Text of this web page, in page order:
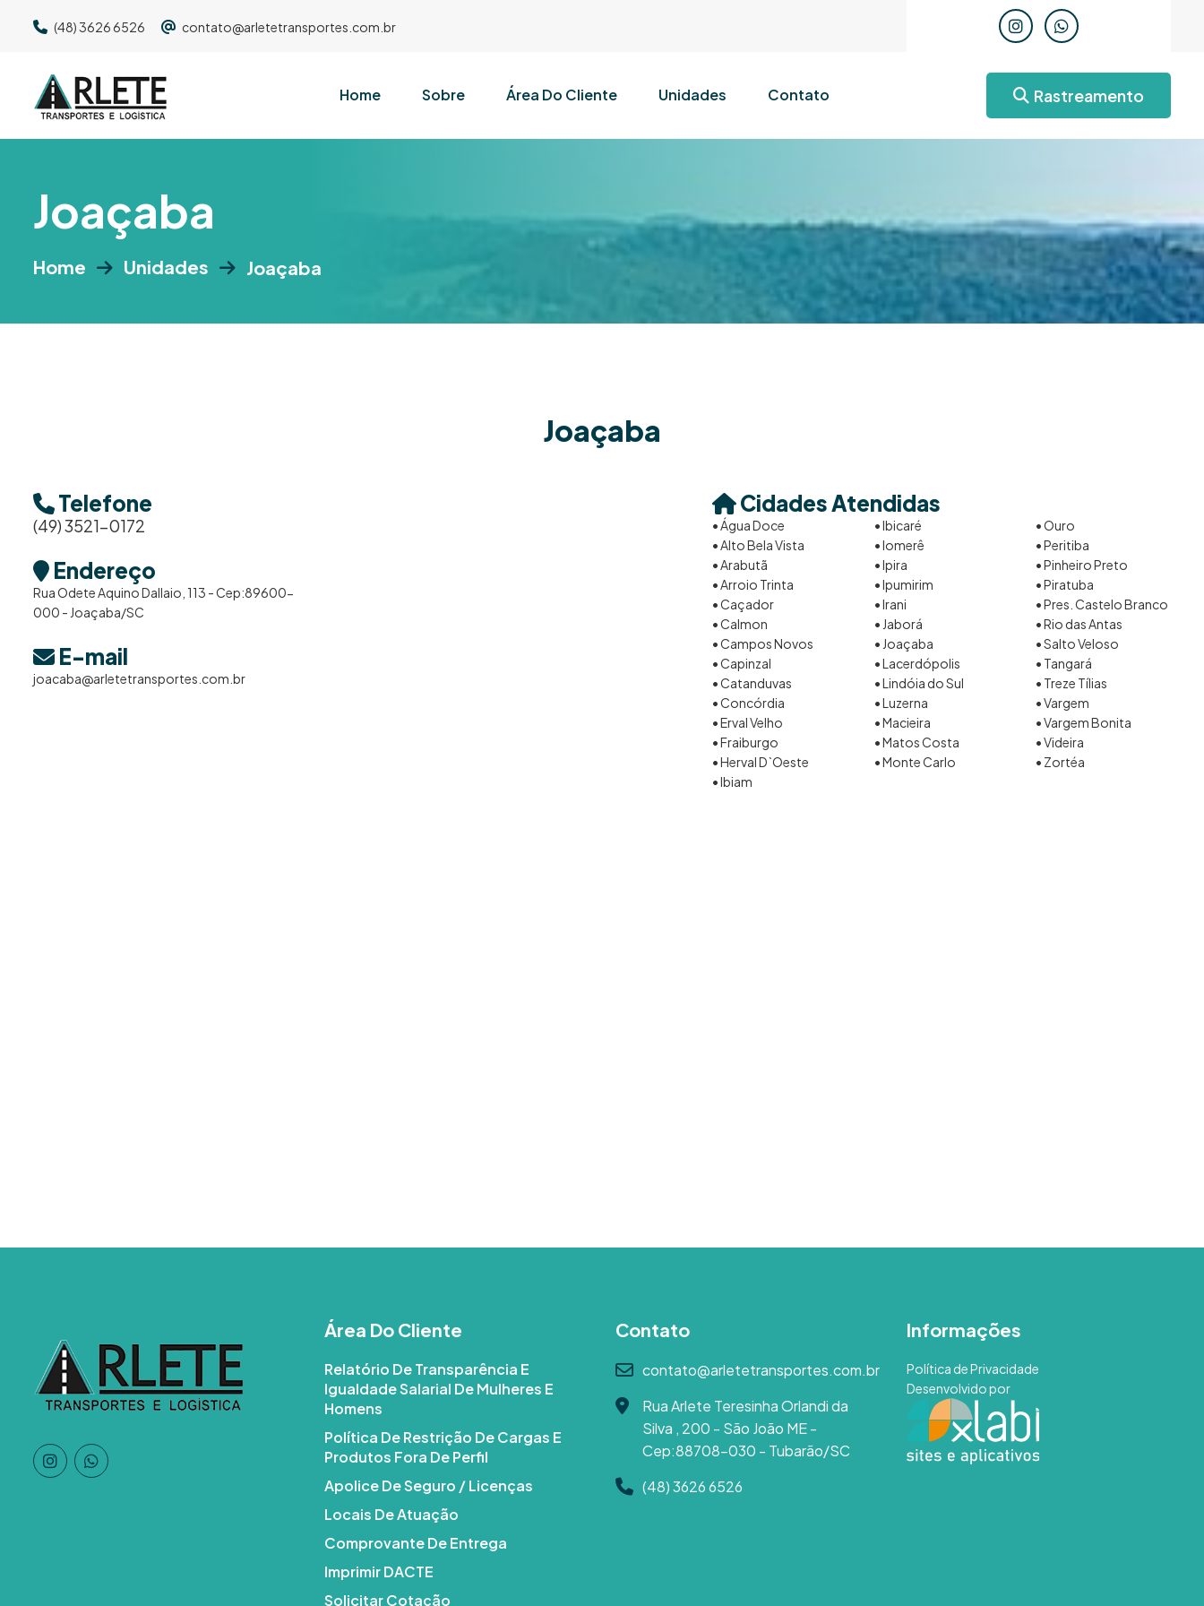
(48) 3626 6526 contato@arletetransportes.com.br
Home Sobre Área Do Cliente Unidades Contato Rastreamento
Joaçaba
Home Unidades Joaçaba
Joaçaba
Telefone
(49) 3521-0172
Endereço
Rua Odete Aquino Dallaio, 113 - Cep:89600-
000 - Joaçaba/SC
E-mail
joacaba@arletetransportes.com.br
Cidades Atendidas
• Água Doce
• Alto Bela Vista
• Arabutã
• Arroio Trinta
• Caçador
• Calmon
• Campos Novos
• Capinzal
• Catanduvas
• Concórdia
• Erval Velho
• Fraiburgo
• Herval D`Oeste
• Ibiam
• Ibicaré
• Iomerê
• Ipira
• Ipumirim
• Irani
• Jaborá
• Joaçaba
• Lacerdópolis
• Lindóia do Sul
• Luzerna
• Macieira
• Matos Costa
• Monte Carlo
• Ouro
• Peritiba
• Pinheiro Preto
• Piratuba
• Pres. Castelo Branco
• Rio das Antas
• Salto Veloso
• Tangará
• Treze Tílias
• Vargem
• Vargem Bonita
• Videira
• Zortéa
Área Do Cliente
Relatório De Transparência E
Igualdade Salarial De Mulheres E
Homens
Política De Restrição De Cargas E
Produtos Fora De Perfil
Apolice De Seguro / Licenças
Locais De Atuação
Comprovante De Entrega
Imprimir DACTE
Solicitar Cotação
Contato
contato@arletetransportes.com.br
Rua Arlete Teresinha Orlandi da
Silva , 200 - São João ME -
Cep:88708-030 - Tubarão/SC
(48) 3626 6526
Informações
Política de Privacidade
Desenvolvido por